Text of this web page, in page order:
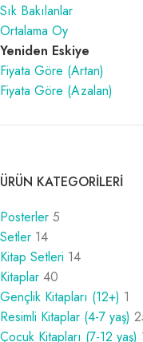
Sık Bakılanlar
Ortalama Oy
Yeniden Eskiye
Fiyata Göre (Artan)
Fiyata Göre (Azalan)
ÜRÜN KATEGORILERI
Posterler 5
Setler 14
Kitap Setleri 14
Kitaplar 40
Gençlik Kitapları (12+) 1
Resimli Kitaplar (4-7 yaş)
Çocuk Kitapları (7-12 yaş)